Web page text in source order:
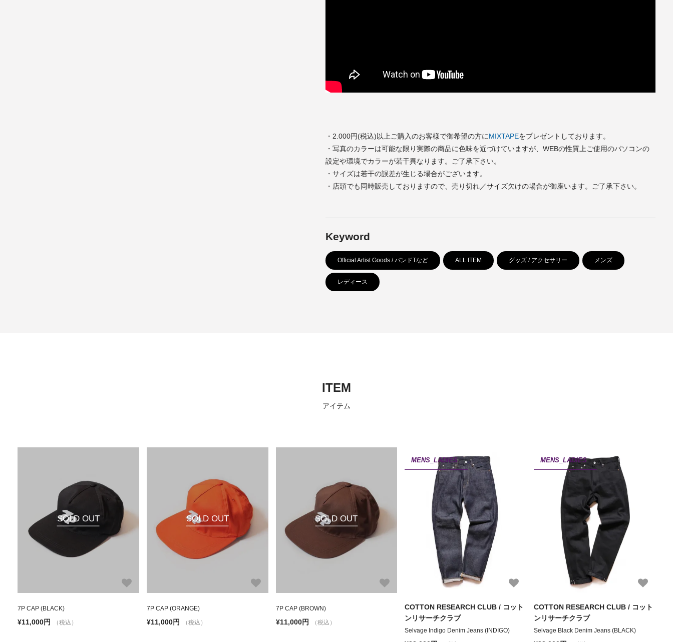
・2.000円(税込)以上ご購入のお客様で御希望の方にMIXTAPEをプレゼントしております。
・写真のカラーは可能な限り実際の商品に色味を近づけていますが、WEBの性質上ご使用のパソコンの
設定や環境でカラーが若干異なります。ご了承下さい。
・サイズは若干の誤差が生じる場合がございます。
・店頭でも同時販売しておりますので、売り切れ／サイズ欠けの場合が御座います。ご了承下さい。
Keyword
Official Artist Goods / バンドTなど ALL ITEM グッズ / アクセサリー メンズ
レディース
ITEM
アイテム
SOLD OUT
7P CAP (BLACK)
¥11,000円 （税込）
SOLD OUT
7P CAP (ORANGE)
¥11,000円 （税込）
SOLD OUT
7P CAP (BROWN)
¥11,000円 （税込）
MENS_LADIES
COTTON RESEARCH CLUB / コット
ンリサーチクラブ
Selvage Indigo Denim Jeans (INDIGO)
MENS_LADIES
COTTON RESEARCH CLUB / コット
ンリサーチクラブ
Selvage Black Denim Jeans (BLACK)